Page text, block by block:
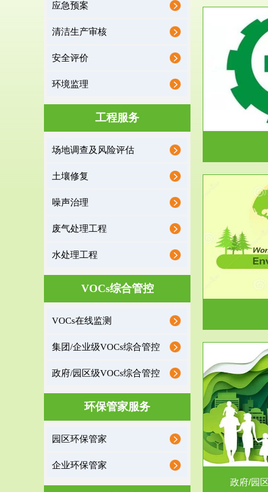
应急预案
清洁生产审核
安全评价
环境监理
工程服务
场地调查及风险评估
土壤修复
噪声治理
废气处理工程
水处理工程
VOCs综合管控
VOCs在线监测
集团/企业级VOCs综合管控
政府/园区级VOCs综合管控
环保管家服务
园区环保管家
企业环保管家
业事业单位应当按照...
根据《中华
收监管的重要辅助...
根据《重点
政府/园区级VOCs综合管控服务
根据《石化行业挥发性有机物综合整治方案》文
政府/园
受政府或企